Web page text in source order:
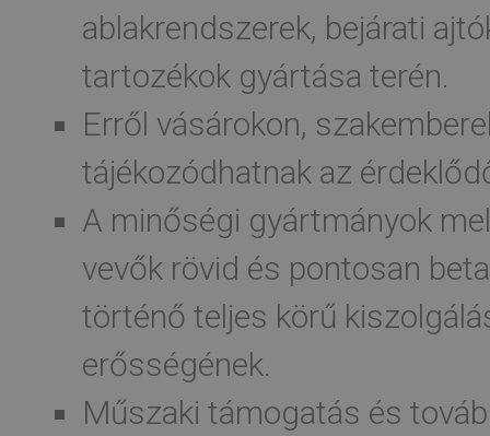
ablakrendszerek, bejárati
tartozékok gyártása terén.
Erről vásárokon,
tájékozódhatnak az
A minőségi gyártmányok
vevők rövid és pontosan
történő teljes körű
erősségének.
Műszaki támogatás és